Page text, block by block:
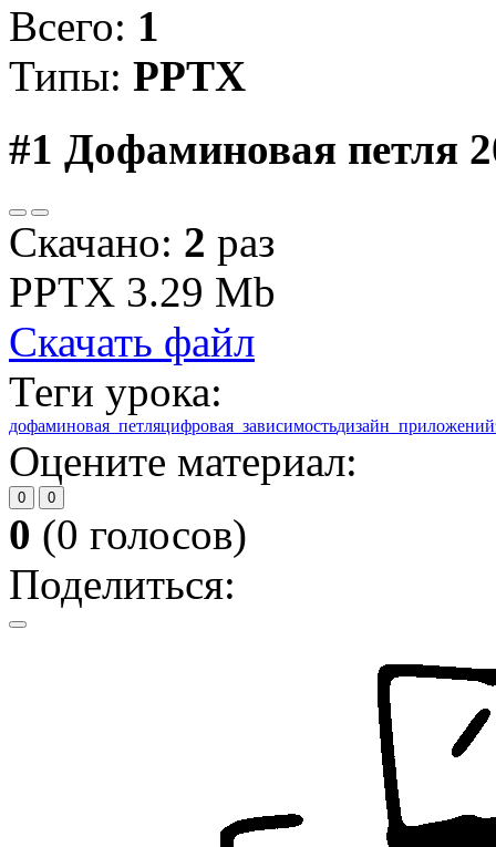
Всего: 1
Типы: PPTX
#1 Дофаминовая петля
Скачано: 2 раз
PPTX 3.29 Mb
Скачать файл
Теги урока:
дофаминовая_петляцифровая_зависимостьдизайн_приложений
Оцените материал:
0 0
0 (0 голосов)
Поделиться: